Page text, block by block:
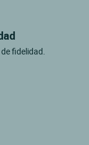
fidelidad.